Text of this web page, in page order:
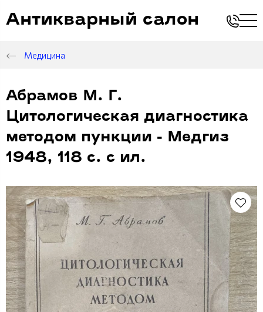
Антикварный салон
Медицина
Абрамов М. Г.
Цитологическая диагностика
методом пункции - Медгиз
1948, 118 с. с ил.